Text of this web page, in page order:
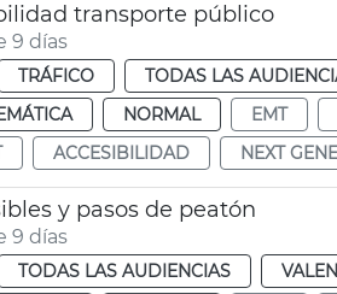
transporte público
9 días
TRÁFICO TODAS LAS
NORMAL EMT
ACCESIBILIDAD NEXT
y pasos de peatón
9 días
TODAS LAS AUDIENCIAS